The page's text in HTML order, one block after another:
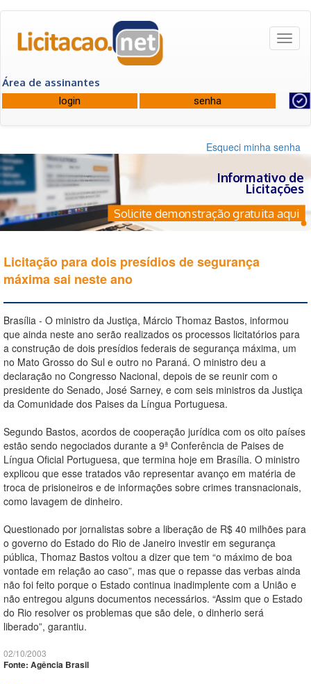
Área de assinantes
Esqueci minha senha
Informativo de
Licitações
Solicite demonstração gratuita aqui
Licitação para dois presídios de segurança
máxima sai neste ano
Brasília - O ministro da Justiça, Márcio Thomaz Bastos, informou
que ainda neste ano serão realizados os processos licitatórios para
a construção de dois presídios federais de segurança máxima, um
no Mato Grosso do Sul e outro no Paraná. O ministro deu a
declaração no Congresso Nacional, depois de se reunir com o
presidente do Senado, José Sarney, e com seis ministros da Justiça
da Comunidade dos Paises da Língua Portuguesa.
Segundo Bastos, acordos de cooperação jurídica com os oito países
estão sendo negociados durante a 9ª Conferência de Paises de
Língua Oficial Portuguesa, que termina hoje em Brasília. O ministro
explicou que esse tratados vão representar avanço em matéria de
troca de prisioneiros e de informações sobre crimes transnacionais,
como lavagem de dinheiro.
Questionado por jornalistas sobre a liberação de R$ 40 milhões para
o governo do Estado do Rio de Janeiro investir em segurança
pública, Thomaz Bastos voltou a dizer que tem “o máximo de boa
vontade em relação ao caso”, mas que o repasse das verbas ainda
não foi feito porque o Estado continua inadimplente com a União e
não entregou alguns documentos necessários. “Assim que o Estado
do Rio resolver os problemas que são dele, o dinherio será
liberado”, garantiu.
02/10/2003
Fonte: Agência Brasil